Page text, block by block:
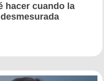
hacer cuando la